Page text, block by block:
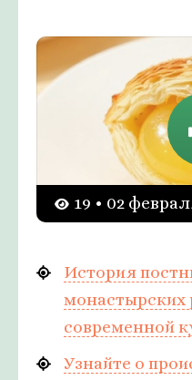
19 • 02
История
монастырских
современной
Узнайте о